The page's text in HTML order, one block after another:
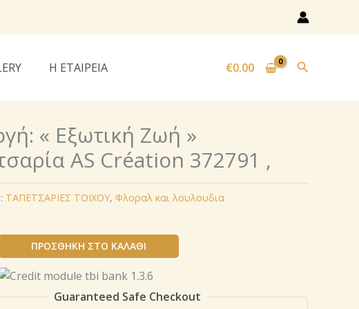
Η ΕΤΑΙΡΕΙΑ €0.00
« Εξωτική Ζωή »
AS Création 372791 ,
ΤΑΠΕΤΣΑΡΙΕΣ ΤΟΙΧΟΥ, Φλοραλ και λουλουδια
ΠΡΟΣΘΉΚΗ ΣΤΟ ΚΑΛΆΘΙ
Guaranteed Safe Checkout